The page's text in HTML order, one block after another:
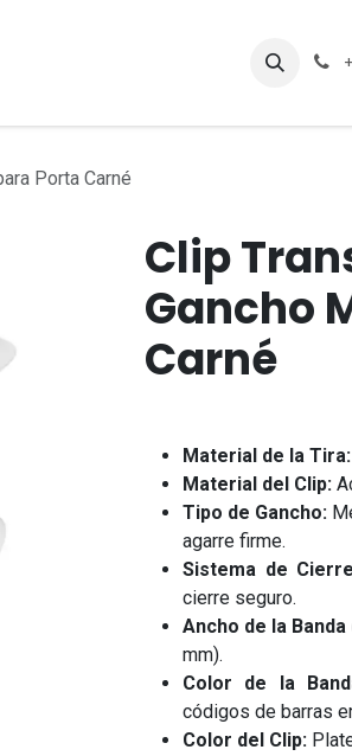
Porta Carné
Clip
Gancho
Carné
Material de la Tira:
Material del Clip:
Tipo de Gancho:
agarre firme.
Sistema de
cierre seguro.
Ancho de la Banda
mm).
Color de la
códigos de barras
Color del Clip: